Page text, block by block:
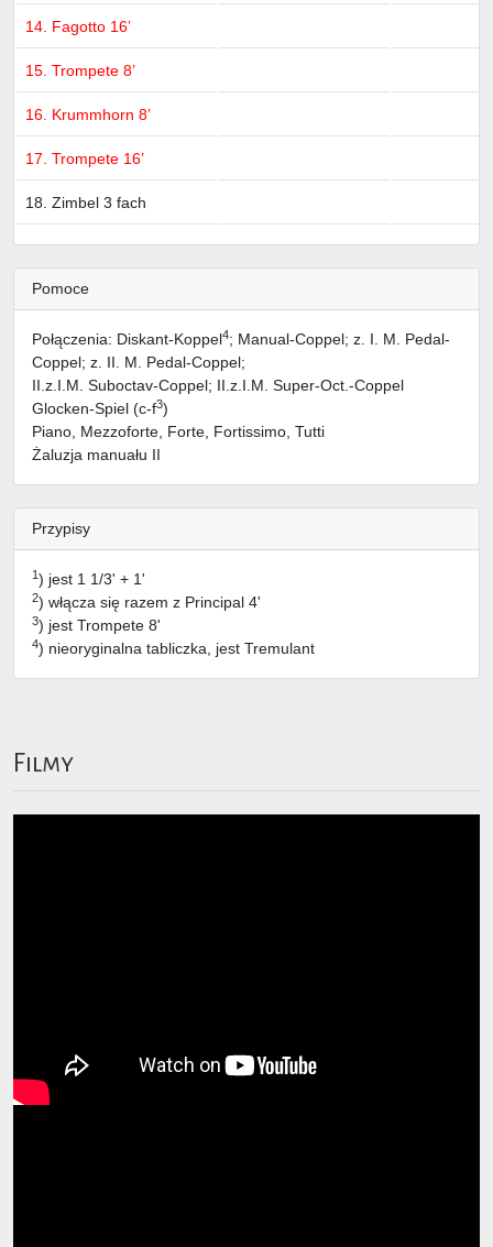
14. Fagotto 16’
15. Trompete 8’
16. Krummhorn 8’
17. Trompete 16’
18. Zimbel 3 fach
Pomoce
Połączenia: Diskant-Koppel4; Manual-Coppel; z. I. M. Pedal-
Coppel; z. II. M. Pedal-Coppel;
II.z.I.M. Suboctav-Coppel; II.z.I.M. Super-Oct.-Coppel
Glocken-Spiel (c-f3)
Piano, Mezzoforte, Forte, Fortissimo, Tutti
Żaluzja manuału II
Przypisy
1) jest 1 1/3' + 1'
2) włącza się razem z Principal 4'
3) jest Trompete 8'
4) nieoryginalna tabliczka, jest Tremulant
Filmy